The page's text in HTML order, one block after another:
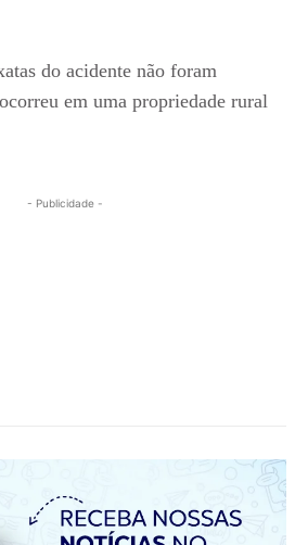
do acidente não foram
em uma propriedade rural
- Publicidade -